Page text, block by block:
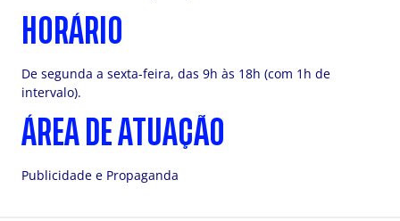
HORÁRIO
De segunda a sexta-feira, das 9h às 18h (com 1h de
intervalo).
ÁREA DE ATUAÇÃO
Publicidade e Propaganda